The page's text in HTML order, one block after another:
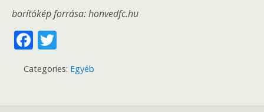
borítókép forrása: honvedfc.hu
F
e itt
Categories: Egyéb